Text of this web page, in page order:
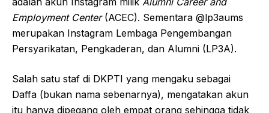
Employment Center(ACEC). Sementara @lp3aums
merupakan Instagram Lembaga Pengembangan
Persyarikatan, Pengkaderan, dan Alumni (LP3A).
Salah satu staf di DKPTI yang mengaku sebagai
Daffa (bukan nama sebenarnya), mengatakan akun
itu hanya dipegang oleh empat orang sehingga tidak